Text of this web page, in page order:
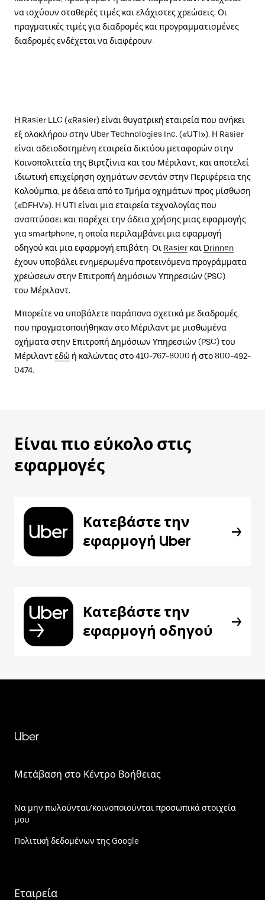
να ισχύουν σταθερές τιμές και ελάχιστες χρεώσεις. Οι
πραγματικές τιμές για διαδρομές και προγραμματισμένες
διαδρομές ενδέχεται να διαφέρουν.
Η Rasier LLC («Rasier) είναι θυγατρική εταιρεία που ανήκει
εξ ολοκλήρου στην Uber Technologies Inc. («UTI»). Η Rasier
είναι αδειοδοτημένη εταιρεία δικτύου μεταφορών στην
Κοινοπολιτεία της Βιρτζίνια και του Μέριλαντ, και αποτελεί
ιδιωτική επιχείρηση οχημάτων σεντάν στην Περιφέρεια της
Κολούμπια, με άδεια από το Τμήμα οχημάτων προς μίσθωση
(«DFHV»). Η UTI είναι μια εταιρεία τεχνολογίας που
αναπτύσσει και παρέχει την άδεια χρήσης μιας εφαρμογής
για smartphone, η οποία περιλαμβάνει μια εφαρμογή
οδηγού και μια εφαρμογή επιβάτη. Οι Rasier και Drinnen
έχουν υποβάλει ενημερωμένα προτεινόμενα προγράμματα
χρεώσεων στην Επιτροπή Δημόσιων Υπηρεσιών (PSC)
του Μέριλαντ.
Μπορείτε να υποβάλετε παράπονα σχετικά με διαδρομές
που πραγματοποιήθηκαν στο Μέριλαντ με μισθωμένα
οχήματα στην Επιτροπή Δημόσιων Υπηρεσιών (PSC) του
Μέριλαντεδώ ή καλώντας στο 410-767-8000 ή στο 800-492-
0474.
Είναι πιο εύκολο στις
εφαρμογές
Κατεβάστε την
εφαρμογή Uber
Κατεβάστε την
εφαρμογή οδηγού
Uber
Μετάβαση στο Κέντρο Βοήθειας
Να μην πωλούνται/κοινοποιούνται προσωπικά στοιχεία
μου
Πολιτική δεδομένων της Google
Εταιρεία